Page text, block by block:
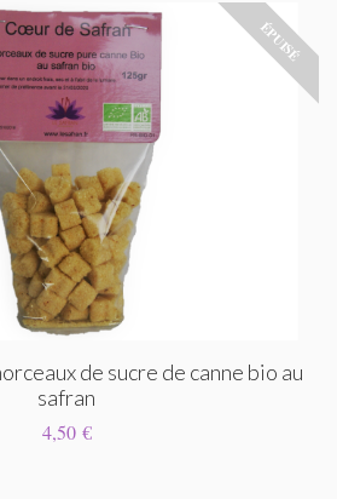
ÉPUISÉ
de sucre de canne bio au
safran
4,50 €